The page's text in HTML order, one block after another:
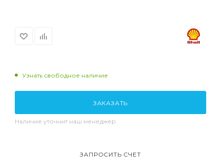
Узнать свободное наличие
ЗАКАЗАТЬ
Наличие уточнит наш менеджер
ЗАПРОСИТЬ СЧЕТ